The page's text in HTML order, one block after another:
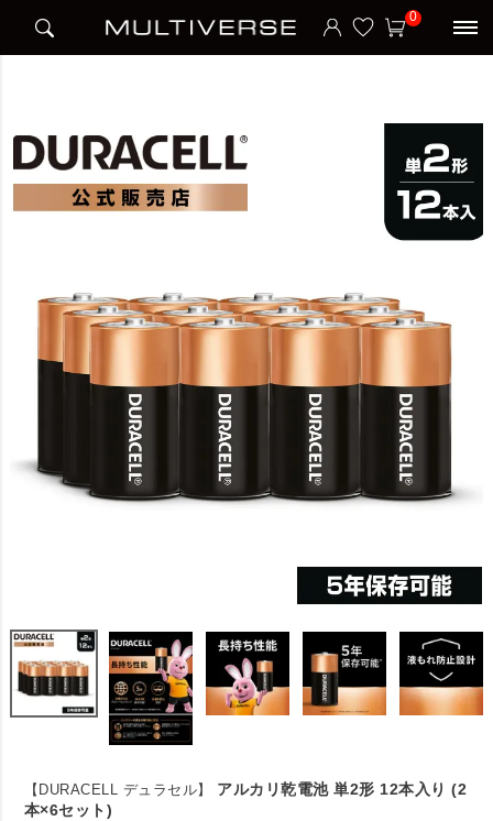
0
アルカリ乾電池 単2形 12本入り (2本×6セット)
【DURACELL デュラセル】
アルカリ乾電池 単2形 12本入り (2
本×6セット)